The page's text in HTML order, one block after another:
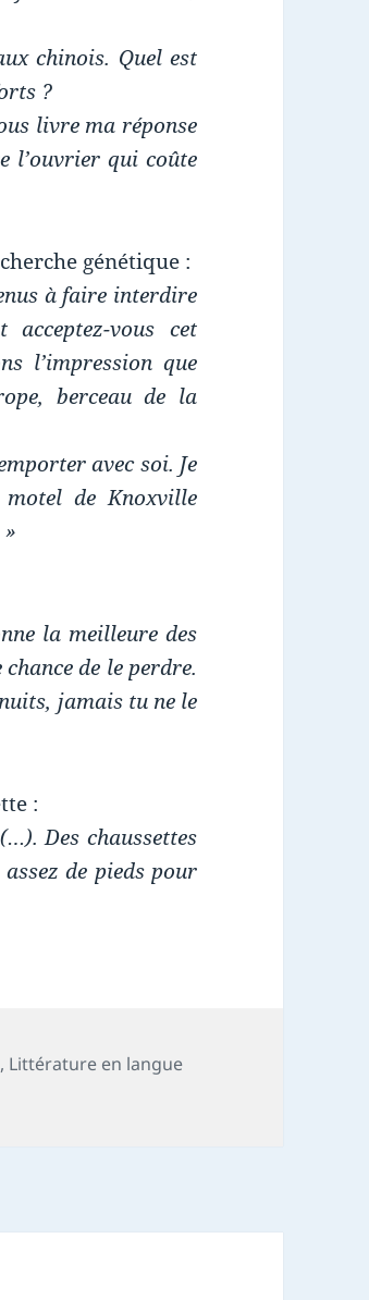
chinois. Quel est
?
livre ma réponse
l’ouvrier qui coûte
génétique :
à faire interdire
vous cet
l’impression que
berceau de la
avec soi. Je
de Knoxville
la meilleure des
de le perdre.
jamais tu ne le
:
Des chaussettes
de pieds pour
, Littérature en langue